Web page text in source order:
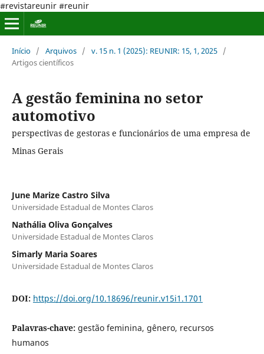
#revistareunir #reunir
Início / Arquivos / v. 15 n. 1 (2025): REUNIR: 15, 1, 2025 /
Artigos científicos
A gestão feminina no setor
automotivo
perspectivas de gestoras e funcionários de uma empresa de
Minas Gerais
June Marize Castro Silva
Universidade Estadual de Montes Claros
Nathália Oliva Gonçalves
Universidade Estadual de Montes Claros
Simarly Maria Soares
Universidade Estadual de Montes Claros
DOI: https://doi.org/10.18696/reunir.v15i1.1701
Palavras-chave: gestão feminina, gênero, recursos
humanos